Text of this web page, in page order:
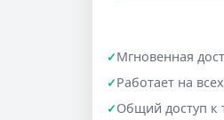
Мгновенная
Работает на
Общий доступ к